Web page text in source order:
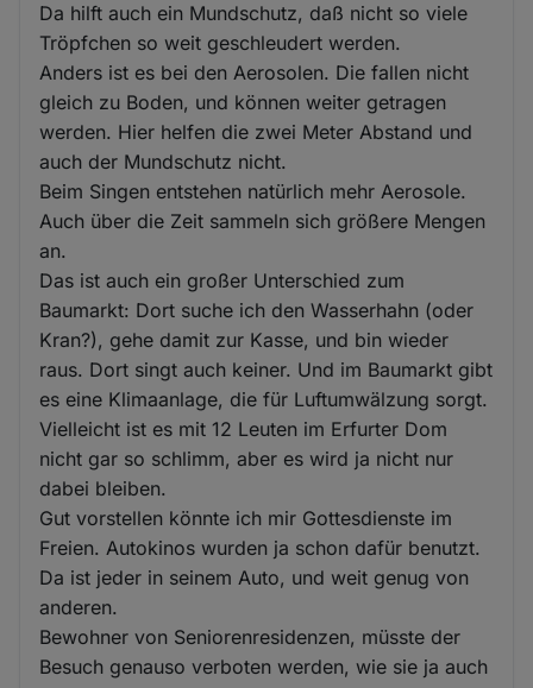
Da hilft auch ein Mundschutz, daß nicht so viele
Tröpfchen so weit geschleudert werden.
Anders ist es bei den Aerosolen. Die fallen nicht
gleich zu Boden, und können weiter getragen
werden. Hier helfen die zwei Meter Abstand und
auch der Mundschutz nicht.
Beim Singen entstehen natürlich mehr Aerosole.
Auch über die Zeit sammeln sich größere Mengen
an.
Das ist auch ein großer Unterschied zum
Baumarkt: Dort suche ich den Wasserhahn (oder
Kran?), gehe damit zur Kasse, und bin wieder
raus. Dort singt auch keiner. Und im Baumarkt gibt
es eine Klimaanlage, die für Luftumwälzung sorgt.
Vielleicht ist es mit 12 Leuten im Erfurter Dom
nicht gar so schlimm, aber es wird ja nicht nur
dabei bleiben.
Gut vorstellen könnte ich mir Gottesdienste im
Freien. Autokinos wurden ja schon dafür benutzt.
Da ist jeder in seinem Auto, und weit genug von
anderen.
Bewohner von Seniorenresidenzen, müsste der
Besuch genauso verboten werden, wie sie ja auch